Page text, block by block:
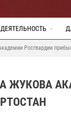
ДЕЯТЕЛЬНОСТЬ
Росгвардии
ЖУКОВА